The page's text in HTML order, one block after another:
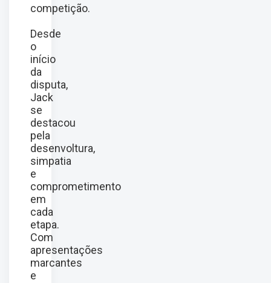
competição.
Desde
o
início
da
disputa,
Jack
se
destacou
pela
desenvoltura,
simpatia
e
comprometimento
em
cada
etapa.
Com
apresentações
marcantes
e